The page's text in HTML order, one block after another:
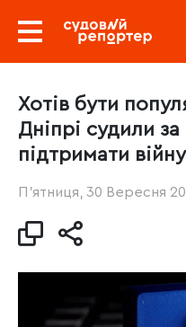
Хотів бути
Дніпрі судили
підтримати війну
П’ятниця, 30 Вересня